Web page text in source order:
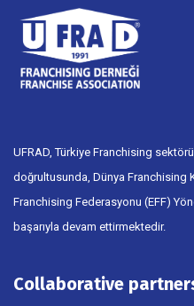
UFRAD, Türkiye Franchising
doğrultusunda, Dünya Franchising
Franchising Federasyonu (EFF)
başarıyla devam ettirmektedir.
Collaborative